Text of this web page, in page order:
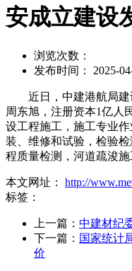
安成立建设
浏览次数：
发布时间： 2025-
近日，中建港航局建
周东旭，注册资本1亿人
设工程施工，施工专业
装、维修和试验，检验
程质量检测，河道疏浚施
本文网址： http://
标签：
上一篇： 中建材纪
下一篇： 国家统计
价